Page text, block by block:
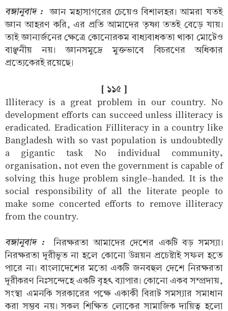
বঙ্গানুবাদ : জ্ঞান মহাসাগরের চেয়েও বিশালহর। আমরা যতই
জ্ঞান আহরণ করি, এর প্রতি আমাদের তৃষ্ণা ততই বেড়ে যায়।
তাই জ্ঞানার্জনের ক্ষেত্রে কোনোরকম বাধ্যবাধকতা থাকা মোটেও
বাঞ্ছনীয় নয়। জ্ঞানসমুদ্রে মুক্তভাবে বিচরণের অধিকার
প্রত্যেকেরই রয়েছে।
[ ১১৫ ]
Illiteracy is a great problem in our country. No
development efforts can succeed unless illiteracy is
eradicated. Eradication Filliteracy in a country like
Bangladesh with so vast population is undoubtedly
a gigantic task No individual community,
organisation, not even the government is capable of
solving this huge problem single-handed. It is the
social responsibility of all the literate people to
make some concerted efforts to remove illiteracy
from the country.
বঙ্গানুবাদ :
নিরক্ষরতা আমাদের দেশের একটি বড় সমস্যা।
নিরক্ষরতা দূরীভূত না হলে কোনো উন্নয়ন প্রচেষ্টাই সফল হতে
পারে না। বাংলাদেশের মতো একটি জনবহুল দেশে নিরক্ষরতা
দূরীকরণ নিঃসন্দেহে একটি বৃহৎ ব্যাপার। কোনো একব সম্প্রদায়,
সংস্থা এমনকি সরকারের পক্ষে একাকী বিরাট সমস্যার সমাধান
করা সম্ভব নয়। সকল শিক্ষিত লোকের সামাজিক দায়িত্ব হলো